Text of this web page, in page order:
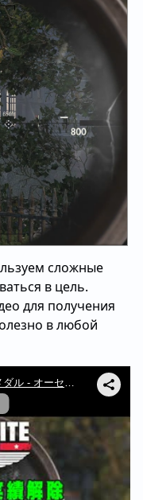
сложные
в цель.
для получения
в любой